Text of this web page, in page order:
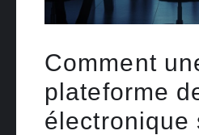
Comment
plateforme
électronique